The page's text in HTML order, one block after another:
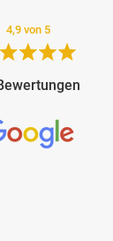
4,9 von 5